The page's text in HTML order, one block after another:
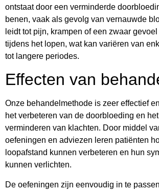
ontstaat door een verminderde
benen, vaak als gevolg van vernauwde
leidt tot pijn, krampen of een zwaar
tijdens het lopen, wat kan variëren van
tot langere periodes.
Effecten van
Onze behandelmethode is zeer effectief
het verbeteren van de doorbloeding en het
verminderen van klachten. Door middel
oefeningen en adviezen leren patiënten
loopafstand kunnen verbeteren en hun
kunnen verlichten.
De oefeningen zijn eenvoudig in te